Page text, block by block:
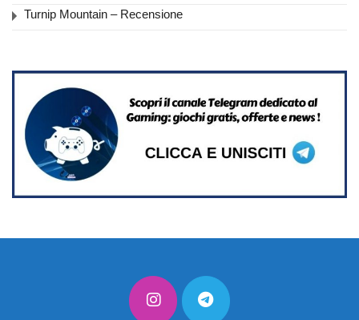
Turnip Mountain – Recensione